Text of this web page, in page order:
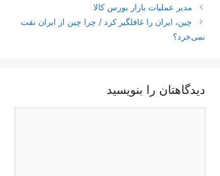
ناوبری
نوشته‌ها
مدیر عملیات بازار بورس کالا
چین، ایران را غافلگیر کرد / چرا چین از ایران نفت
نمی‌خرد؟
دیدگاهتان را بنویسید